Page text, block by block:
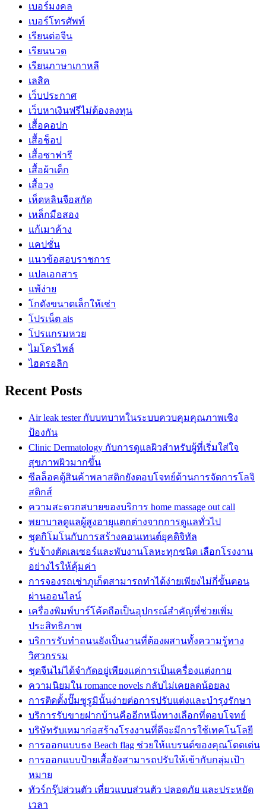
เบอร์มงคล
เบอร์โทรศัพท์
เรียนต่อจีน
เรียนนวด
เรียนภาษาเกาหลี
เลสิค
เว็บประกาศ
เว็บหาเงินฟรีไม่ต้องลงทุน
เสื้อคอปก
เสื้อช็อป
เสื้อซาฟารี
เสื้อผ้าเด็ก
เสื้อวง
เห็ดหลินจือสกัด
เหล็กมือสอง
แก้เมาค้าง
แคปชั่น
แนวข้อสอบราชการ
แปลเอกสาร
แพ้ง่าย
โกดังขนาดเล็กให้เช่า
โปรเน็ต ais
โปรแกรมหวย
ไมโครไพล์
ไฮดรอลิก
Recent Posts
Air leak tester กับบทบาทในระบบควบคุมคุณภาพเชิง
ป้องกัน
Clinic Dermatology กับการดูแลผิวสำหรับผู้ที่เริ่มใส่ใจ
สุขภาพผิวมากขึ้น
ซีลล็อคตู้สินค้าพลาสติกยังตอบโจทย์ด้านการจัดการโลจิ
สติกส์
ความสะดวกสบายของบริการ home massage out call
พยาบาลดูแลผู้สูงอายุแตกต่างจากการดูแลทั่วไป
ชุดกิโมโนกับการสร้างคอนเทนต์ยุคดิจิทัล
รับจ้างตัดเลเซอร์และพับงานโลหะทุกชนิด เลือกโรงงาน
อย่างไรให้คุ้มค่า
การจองรถเช่าภูเก็ตสามารถทำได้ง่ายเพียงไม่กี่ขั้นตอน
ผ่านออนไลน์
เครื่องพิมพ์บาร์โค้ดถือเป็นอุปกรณ์สำคัญที่ช่วยเพิ่ม
ประสิทธิภาพ
บริการรับทำถนนยังเป็นงานที่ต้องผสานทั้งความรู้ทาง
วิศวกรรม
ชุดจีนไม่ได้จำกัดอยู่เพียงแค่การเป็นเครื่องแต่งกาย
ความนิยมใน romance novels กลับไม่เคยลดน้อยลง
การติดตั้งปั๊มซูรูมินั้นง่ายต่อการปรับแต่งและบำรุงรักษา
บริการรับขายฝากบ้านคืออีกหนึ่งทางเลือกที่ตอบโจทย์
บริษัทรับเหมาก่อสร้างโรงงานที่ดีจะมีการใช้เทคโนโลยี
การออกแบบธง Beach flag ช่วยให้แบรนด์ของคุณโดดเด่น
การออกแบบป้ายเสื้อยังสามารถปรับให้เข้ากับกลุ่มเป้า
หมาย
ทัวร์กรุ๊ปส่วนตัว เที่ยวแบบส่วนตัว ปลอดภัย และประหยัด
เวลา